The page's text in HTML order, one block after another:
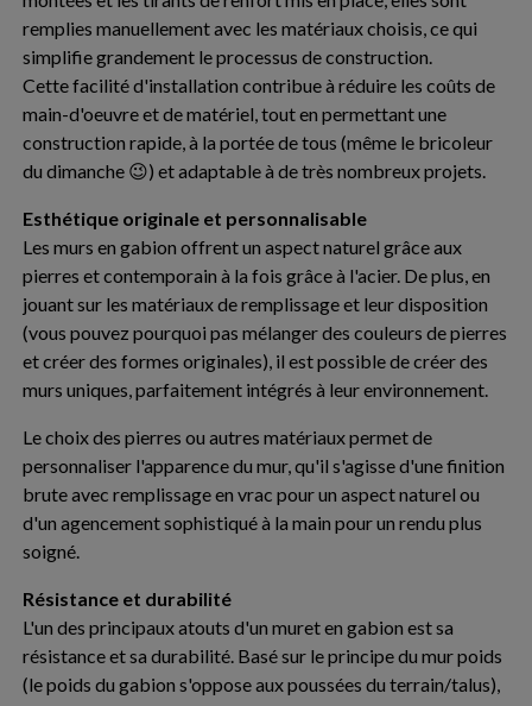
remplies manuellement avec les matériaux choisis, ce qui
simplifie grandement le processus de construction.
Cette facilité d'installation contribue à réduire les coûts de
main-d'oeuvre et de matériel, tout en permettant une
construction rapide, à la portée de tous (même le bricoleur
du dimanche 😉) et adaptable à de très nombreux projets.
Esthétique originale et personnalisable
Les murs en gabion offrent un aspect naturel grâce aux
pierres et contemporain à la fois grâce à l'acier. De plus, en
jouant sur les matériaux de remplissage et leur disposition
(vous pouvez pourquoi pas mélanger des couleurs de pierres
et créer des formes originales), il est possible de créer des
murs uniques, parfaitement intégrés à leur environnement.
Le choix des pierres ou autres matériaux permet de
personnaliser l'apparence du mur, qu'il s'agisse d'une finition
brute avec remplissage en vrac pour un aspect naturel ou
d'un agencement sophistiqué à la main pour un rendu plus
soigné.
Résistance et durabilité
L'un des principaux atouts d'un muret en gabion est sa
résistance et sa durabilité. Basé sur le principe du mur poids
(le poids du gabion s'oppose aux poussées du terrain/talus),